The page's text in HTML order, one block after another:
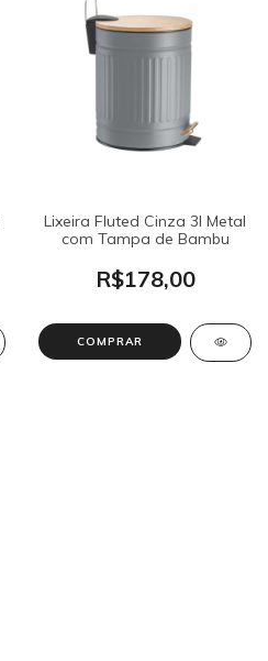
Lixeira Fluted Cinza 3l Metal
com Tampa de Bambu
R$178,00